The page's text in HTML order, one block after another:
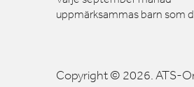
uppmärksammas barn som
Copyright © 2026. ATS-